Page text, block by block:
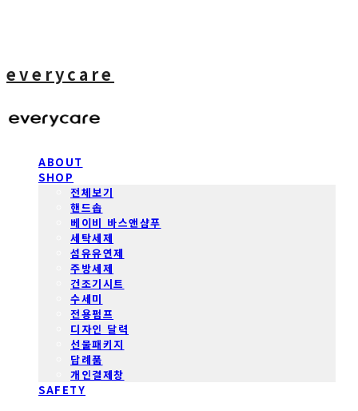
everycare
ABOUT
SHOP
전체보기
핸드솝
베이비 바스앤샴푸
세탁세제
섬유유연제
주방세제
건조기시트
수세미
전용펌프
디자인 달력
선물패키지
답례품
개인결제창
SAFETY